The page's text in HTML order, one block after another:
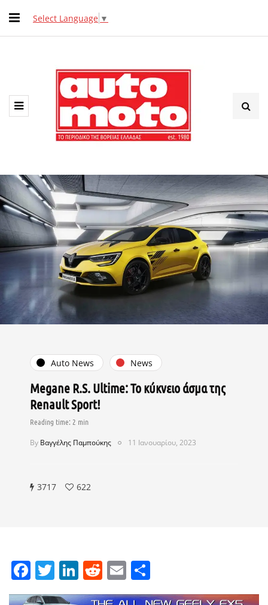
Select Language ▼
Auto News News
Megane R.S. Ultime: Το κύκνειο άσμα της
Renault Sport!
By Βαγγέλης Παμπούκης 11 Ιανουαρίου, 2023
3717 622
Facebook
Twitter
LinkedIn
Reddit
Email